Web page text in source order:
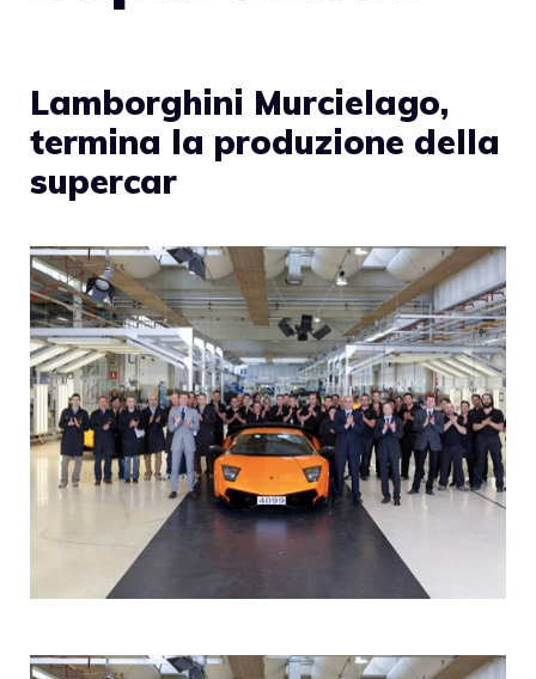
Lamborghini Murcielago,
termina la produzione della
supercar